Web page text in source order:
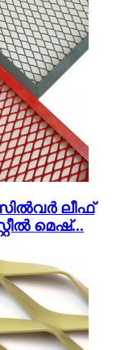
ലീഫ്
മെഷ്...